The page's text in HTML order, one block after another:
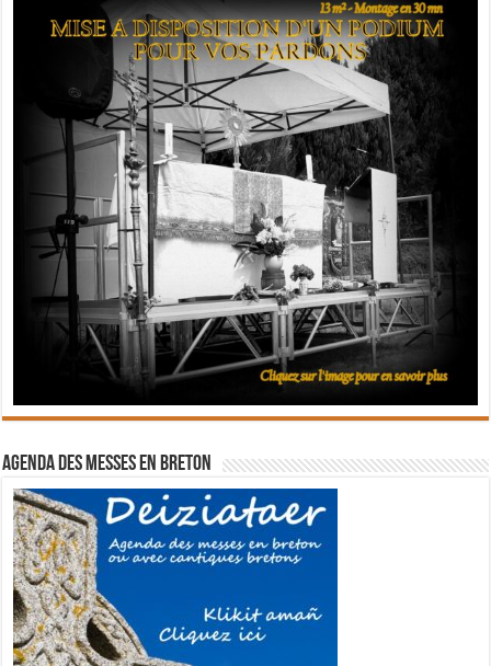
Agenda des messes en breton